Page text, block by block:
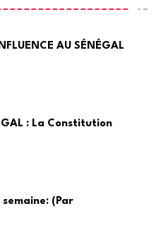
AU SÉNÉGAL
: La Constitution
(Par